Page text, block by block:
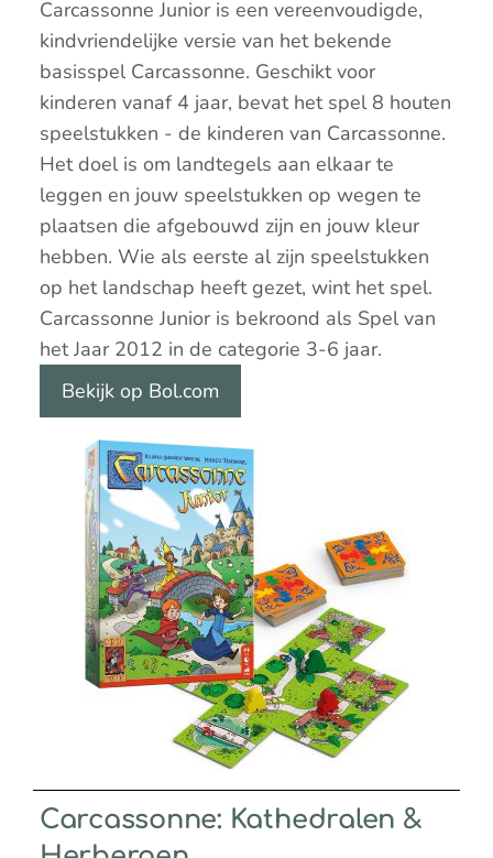
Carcassonne Junior is een vereenvoudigde,
kindvriendelijke versie van het bekende
basisspel Carcassonne. Geschikt voor
kinderen vanaf 4 jaar, bevat het spel 8 houten
speelstukken - de kinderen van Carcassonne.
Het doel is om landtegels aan elkaar te
leggen en jouw speelstukken op wegen te
plaatsen die afgebouwd zijn en jouw kleur
hebben. Wie als eerste al zijn speelstukken
op het landschap heeft gezet, wint het spel.
Carcassonne Junior is bekroond als Spel van
het Jaar 2012 in de categorie 3-6 jaar.
Bekijk op Bol.com
Carcassonne: Kathedralen &